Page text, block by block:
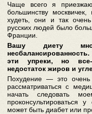
Чаще всего я
большинству
худеть, они и так
русских людей было
Франции.
Вашу диету
эти упреки, но
недостаток жиров и
Похудение — это очень
рассматриваться с
начать следовать
проконсультироваться
может быть диабет или